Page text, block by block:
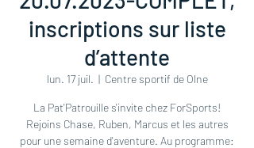
inscriptions sur liste
d’attente
lun. 17 juil.
  |
Centre sportif de Olne
La Pat'Patrouille s'invite chez ForSports!
Rejoins Chase, Ruben, Marcus et les autres
pour une semaine d'aventure. Au programme: